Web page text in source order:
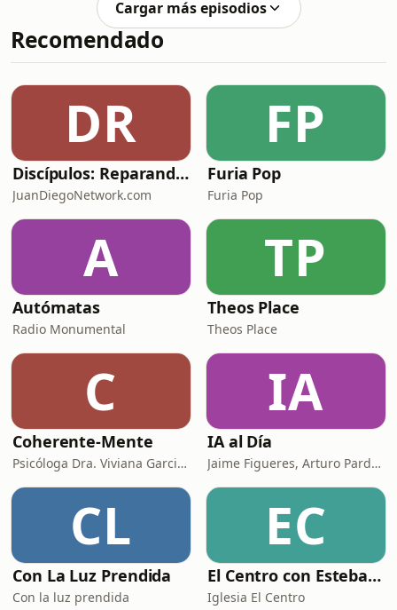
uno planifica y el otro improvisa?Las
diferencias no están para dividir, e
visto completamente —con heridas,
miedos y verdades— y aun así
permanecer.En este episodio
significa construir intimidad en una
relación. No desde la perfección, sino
desde la honestidad.
Cargar más episodios
Recomendado
DR
Discípulos: Reparando las redes con Luis Diego Carranza
JuanDiegoNetwork.com
FP
Furia Pop
Furia Pop
A
Autómatas
Radio Monumental
TP
Theos Place
Theos Place
C
Coherente-Mente
Psicóloga Dra. Viviana Garcia y Dr. Psicólogo Esteban Carvajal
IA
IA al Día
Jaime Figueres, Arturo Pardo y Alejandro Durán
CL
Con La Luz Prendida
Con la luz prendida
EC
El Centro con Esteban Solís
Iglesia El Centro